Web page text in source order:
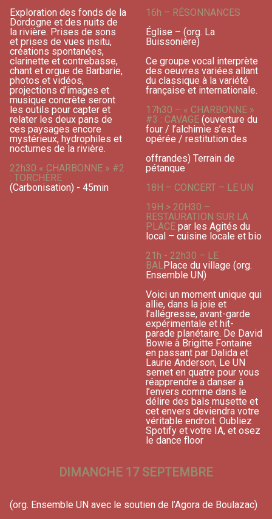
Exploration des fonds de la
Dordogne et des nuits de
la rivière. Prises de sons
et prises de vues insitu,
créations spontanées,
clarinette et contrebasse,
chant et orgue de Barbarie,
photos et vidéos,
projections d’images et
musique concrète seront
les outils pour capter et
relater les deux pans de
ces paysages encore
mystérieux, hydrophiles et
nocturnes de la rivière.
22h30 « CHARBONNE » #2
: TORCHÈRE
(Carbonisation) - 45min
16h – RÉSONNANCES
Église – (org. La
Buissonière)
Ce groupe vocal interprète
des oeuvres variées allant
du classique à la variété
française et internationale.
17h30 – « CHARBONNE »
#3 : CAVAGE (ouverture du
four / l’alchimie s’est
opérée / restitution des
offrandes) Terrain de
pétanque
18H – CONCERT – LE UN
19H > 20H30 –
RESTAURATION SUR LA
PLACE par les Agités du
local – cuisine locale et bio
21h - 22h30 – LE
BALPlace du village (org.
Ensemble UN)
Voici un moment unique qui
allie, dans la joie et
l’allégresse, avant-garde
expérimentale et hit-
parade planétaire. De David
Bowie à Brigitte Fontaine
en passant par Dalida et
Laurie Anderson, Le UN
semet en quatre pour vous
réapprendre à danser à
l’envers comme dans le
délire des bals musette et
cet envers deviendra votre
véritable endroit. Oubliez
Spotify et votre IA, et osez
le dance floor
DIMANCHE 17 SEPTEMBRE
(org. Ensemble UN avec le soutien de l’Agora de Boulazac)